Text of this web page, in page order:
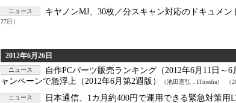
ニュース キヤノンMJ、30枚／分スキャン対応のドキュメ
27日）
2012年6月26日
ニュース 自作PCパーツ販売ランキング（2012年6月11日～6
ャンペーンで急浮上（2012年6月第2週版）
（池田憲弘，ITmedia） （
ニュース 日本通信、1カ月約400円で運用できる緊急対策用